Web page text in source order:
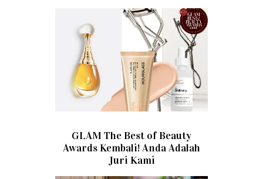
GLAM The Best of Beauty
Awards Kembali! Anda Adalah
Juri Kami